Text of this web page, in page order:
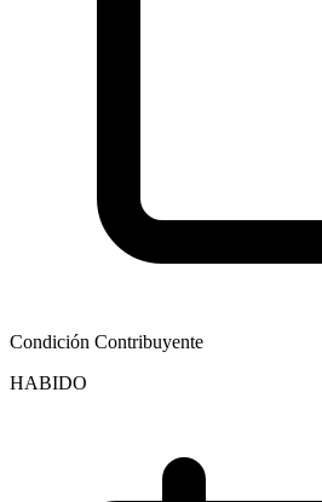
Condición Contribuyente
HABIDO